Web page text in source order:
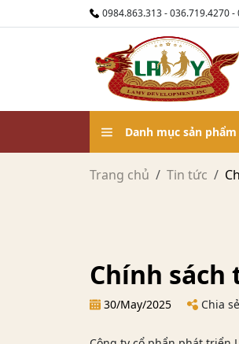
0984.863.313 - 036.719.4270
Danh mục sản phẩm
Trang chủ Tin tức
Chính
30/May/2025 Chia sẻ